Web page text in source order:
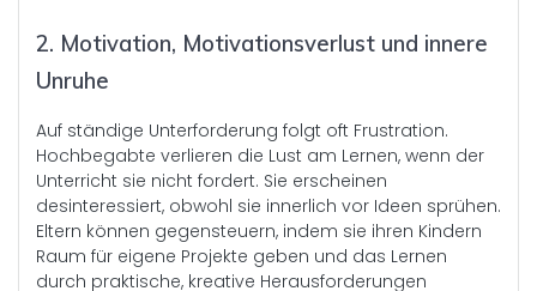
2. Motivation, Motivationsverlust und innere
Unruhe
Auf ständige Unterforderung folgt oft Frustration.
Hochbegabte verlieren die Lust am Lernen, wenn der
Unterricht sie nicht fordert. Sie erscheinen
desinteressiert, obwohl sie innerlich vor Ideen sprühen.
Eltern können gegensteuern, indem sie ihren Kindern
Raum für eigene Projekte geben und das Lernen
durch praktische, kreative Herausforderungen